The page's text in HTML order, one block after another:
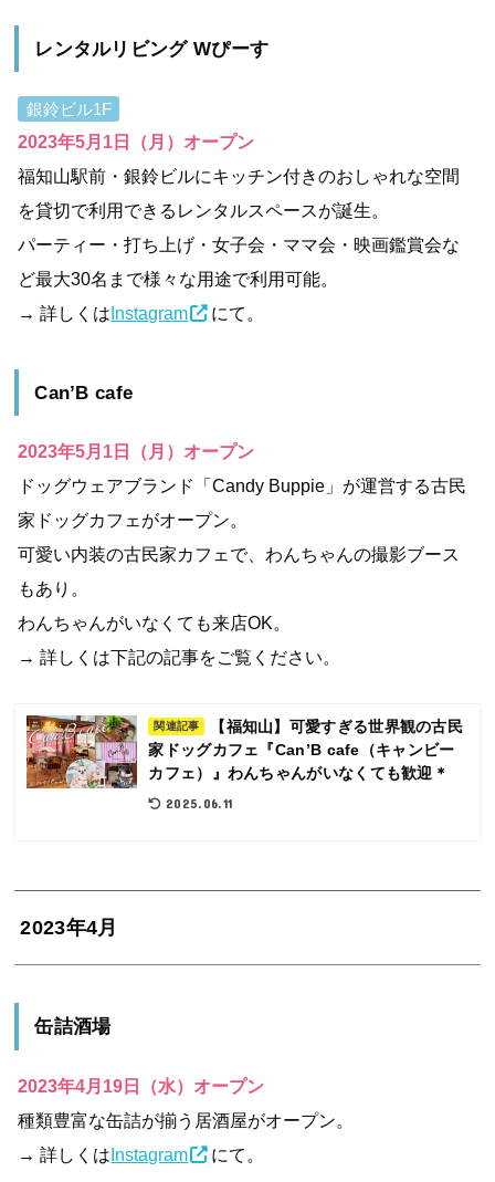
レンタルリビング Wぴーす
銀鈴ビル1F
2023年5月1日（月）オープン
福知山駅前・銀鈴ビルにキッチン付きのおしゃれな空間
を貸切で利用できるレンタルスペースが誕生。
パーティー・打ち上げ・女子会・ママ会・映画鑑賞会な
ど最大30名まで様々な用途で利用可能。
→ 詳しくはInstagram にて。
Can’B cafe
2023年5月1日（月）オープン
ドッグウェアブランド「Candy Buppie」が運営する古民
家ドッグカフェがオープン。
可愛い内装の古民家カフェで、わんちゃんの撮影ブース
もあり。
わんちゃんがいなくても来店OK。
→ 詳しくは下記の記事をご覧ください。
関連記事
【福知山】可愛すぎる世界観の古民
家ドッグカフェ『Can’B cafe（キャンビー
カフェ）』わんちゃんがいなくても歓迎＊
2025.06.11
2023年4月
缶詰酒場
2023年4月19日（水）オープン
種類豊富な缶詰が揃う居酒屋がオープン。
→ 詳しくはInstagram にて。